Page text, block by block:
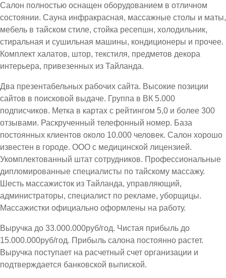
Салон полностью оснащен оборудованием в отличном
состоянии. Сауна инфракрасная, массажные столы и маты,
мебель в тайском стиле, стойка ресепшн, холодильник,
стиральная и сушильная машины, кондиционеры и прочее.
Комплект халатов, штор, текстиля, предметов декора
интерьера, привезенных из Тайланда.
Два презентабельных рабочих сайта. Высокие позиции
сайтов в поисковой выдаче. Группа в ВК 5.000
подписчиков. Метка в картах с рейтингом 5,0 и более 300
отзывами. Раскрученный телефонный номер. База
постоянных клиентов около 10.000 человек. Салон хорошо
известен в городе. ООО с медицинской лицензией.
Укомплектованный штат сотрудников. Профессиональные
дипломированные специалисты по тайскому массажу.
Шесть массажисток из Тайланда, управляющий,
администраторы, специалист по рекламе, уборщицы.
Массажистки официально оформлены на работу.
Выручка до 33.000.000руб/год. Чистая прибыль до
15.000.000руб/год. Прибыль салона постоянно растет.
Выручка поступает на расчетный счет организации и
подтверждается банковской выпиской.